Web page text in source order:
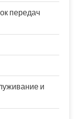
передач
и